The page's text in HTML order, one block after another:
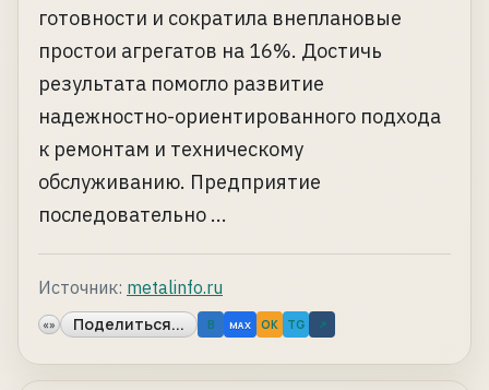
готовности и сократила внеплановые
простои агрегатов на 16%. Достичь
результата помогло развитие
надежностно-ориентированного подхода
к ремонтам и техническому
обслуживанию. Предприятие
последовательно ...
Источник: metalinfo.ru
«» Поделиться... B MAX OK TG ↗